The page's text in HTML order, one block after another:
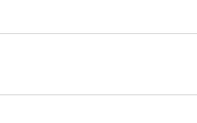
💅Маникюр - Rainstar nails